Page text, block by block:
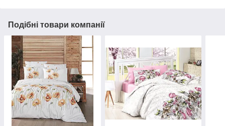
Подібні товари компанії